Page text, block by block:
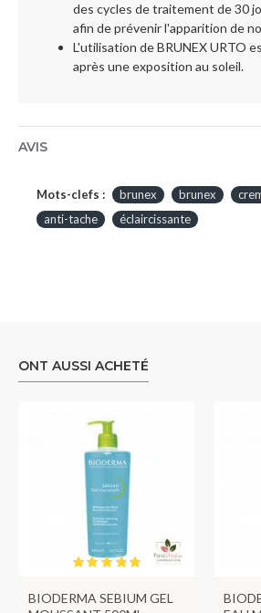
des cycles de traitement de 30
afin de prévenir l'apparition de
L'utilisation de BRUNEX URTO
après une exposition au soleil.
AVIS
Mots-clefs : brunex brunex
anti-tache
éclaircissante
ONT AUSSI ACHETÉ
BIODERMA SEBIUM GEL